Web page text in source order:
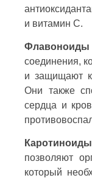
и витамин С.
Флавоноиды
соединения,
и защищают
Они также
сердца и
Каротиноиды
позволяют
который